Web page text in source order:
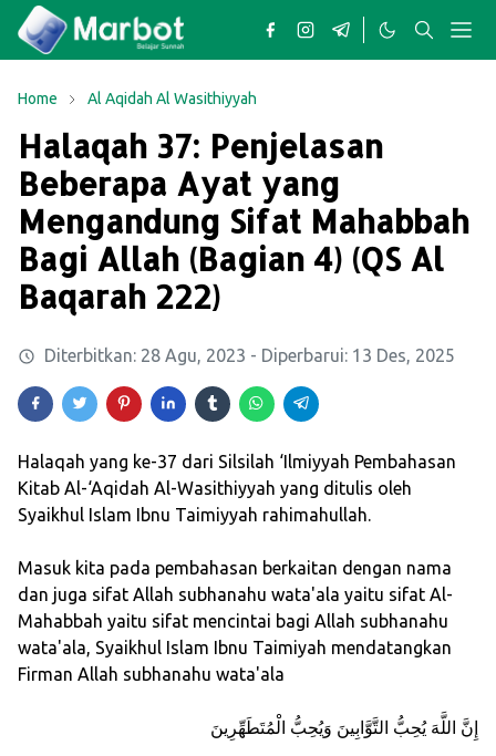
Home Al Aqidah Al Wasithiyyah
Halaqah 37: Penjelasan
Beberapa Ayat yang
Mengandung Sifat Mahabbah
Bagi Allah (Bagian 4) (QS Al
Baqarah 222)
Diterbitkan: 28 Agu, 2023 - Diperbarui: 13 Des, 2025
Halaqah yang ke-37 dari Silsilah ‘Ilmiyyah Pembahasan
Kitab Al-‘Aqidah Al-Wasithiyyah yang ditulis oleh
Syaikhul Islam Ibnu Taimiyyah rahimahullah.
Masuk kita pada pembahasan berkaitan dengan nama
dan juga sifat Allah subhanahu wata'ala yaitu sifat Al-
Mahabbah yaitu sifat mencintai bagi Allah subhanahu
wata'ala, Syaikhul Islam Ibnu Taimiyah mendatangkan
Firman Allah subhanahu wata'ala
إِنَّ اللَّهَ يُحِبُّ التَّوَّابِينَ وَيُحِبُّ الْمُتَطَهِّرِينَ